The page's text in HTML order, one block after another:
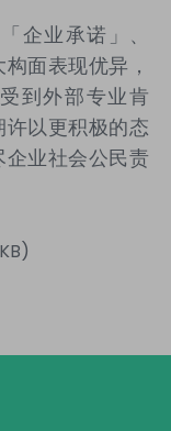
企业承诺」、
面表现优异，
到外部专业肯
以更积极的态
业社会公民责